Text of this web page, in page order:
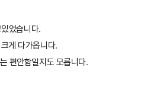
었습니다.
게 다가옵니다.
편안함일지도 모릅니다.